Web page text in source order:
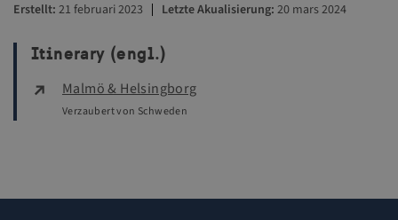
Erstellt 21 februari 2023 Letzte Akualisierung 20 mars 2024
Itinerary (engl.)
Malmö & Helsingborg
Verzaubert von Schweden
CookieScriptConsent
YouTube